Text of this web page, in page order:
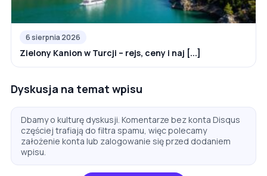
6 sierpnia 2026
Zielony Kanion w Turcji – rejs, ceny i naj [...]
Dyskusja na temat wpisu
Dbamy o kulturę dyskusji. Komentarze bez konta Disqus
częściej trafiają do filtra spamu, więc polecamy
założenie konta lub zalogowanie się przed dodaniem
wpisu.